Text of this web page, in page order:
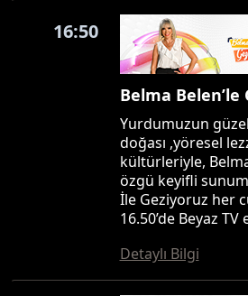
16:50
Belma Belen’le
Yurdumuzun
doğası ,yöresel
kültürleriyle,
özgü keyifli
İle Geziyoruz her
16.50’de Beyaz
Detaylı Bilgi